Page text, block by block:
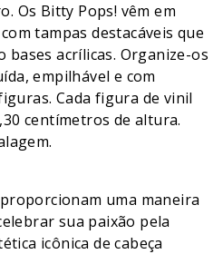
Os Bitty Pops! vêm em
tampas destacáveis que
bases acrílicas. Organize-os
empilhável e com
Cada figura de vinil
centímetros de altura.
uma maneira
sua paixão pela
icônica de cabeça